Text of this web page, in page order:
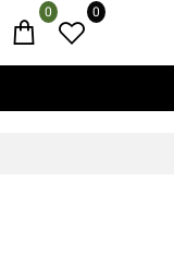
0 0